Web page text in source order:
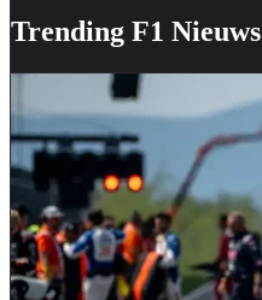
Trending F1 Nieuws